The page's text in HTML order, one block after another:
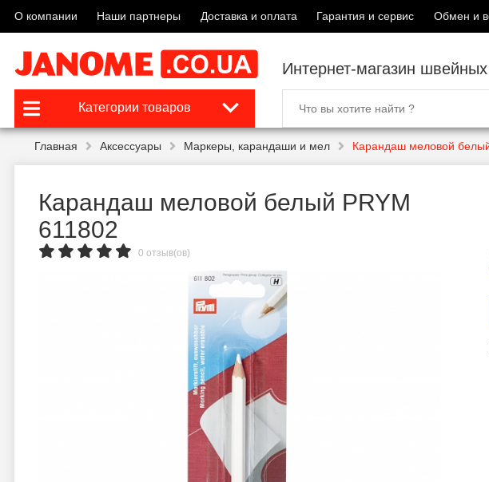
О компании Наши партнеры Доставка и оплата Гарантия и сервис Обмен и
Интернет-магазин
Категории товаров
Главная Аксессуары Маркеры, карандаши и мел Карандаш меловой
Карандаш меловой белый PRYM
611802
0 отзыв(ов)